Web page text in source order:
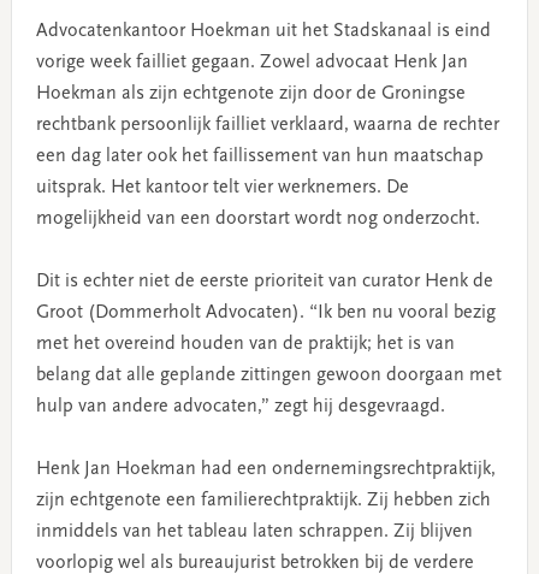
Advocatenkantoor Hoekman uit het Stadskanaal is eind
vorige week failliet gegaan. Zowel advocaat Henk Jan
Hoekman als zijn echtgenote zijn door de Groningse
rechtbank persoonlijk failliet verklaard, waarna de rechter
een dag later ook het faillissement van hun maatschap
uitsprak. Het kantoor telt vier werknemers. De
mogelijkheid van een doorstart wordt nog onderzocht.
Dit is echter niet de eerste prioriteit van curator Henk de
Groot (Dommerholt Advocaten). “Ik ben nu vooral bezig
met het overeind houden van de praktijk; het is van
belang dat alle geplande zittingen gewoon doorgaan met
hulp van andere advocaten,” zegt hij desgevraagd.
Henk Jan Hoekman had een ondernemingsrechtpraktijk,
zijn echtgenote een familierechtpraktijk. Zij hebben zich
inmiddels van het tableau laten schrappen. Zij blijven
voorlopig wel als bureaujurist betrokken bij de verdere